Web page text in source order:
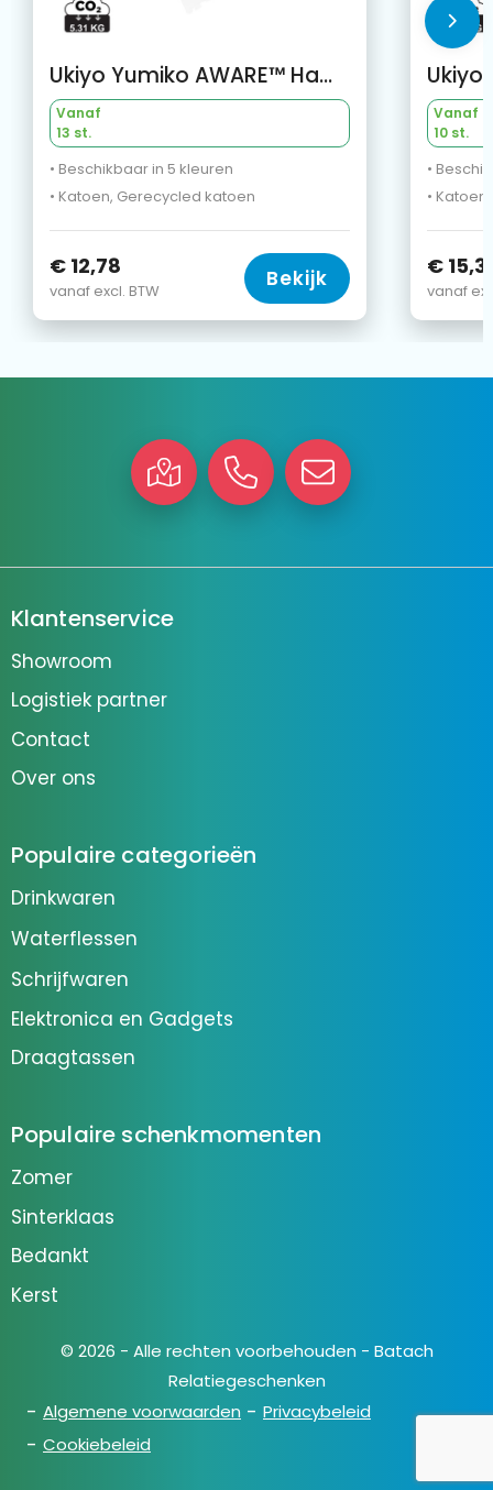
Ukiyo Yumiko AWARE™ Hamam Handdoek 100x180cm
Vanaf
13 st.
• Beschikbaar in 5 kleuren
• Katoen, Gerecycled katoen
€ 12,78
vanaf excl. BTW Bekijk
Vanaf
10 st.
•
•
€
vanaf
Klantenservice
Showroom
Logistiek partner
Contact
Over ons
Populaire categorieën
Drinkwaren
Waterflessen
Schrijfwaren
Elektronica en Gadgets
Draagtassen
Populaire schenkmomenten
Zomer
Sinterklaas
Bedankt
Kerst
© 2026 - Alle rechten voorbehouden - Batach
Relatiegeschenken
Algemene voorwaarden
Privacybeleid
Cookiebeleid